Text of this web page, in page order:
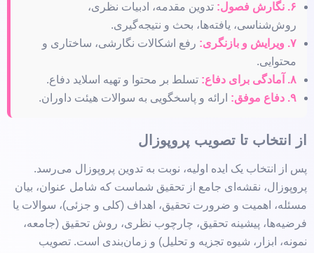
۶. نگارش فصول:
تدوین مقدمه، ادبیات نظری،
روش‌شناسی، یافته‌ها، بحث و نتیجه‌گیری.
۷. ویرایش و بازنگری:
رفع اشکالات نگارشی، ساختاری و
محتوایی.
۸. آمادگی برای دفاع:
تسلط بر محتوا و تهیه اسلاید دفاع.
۹. دفاع موفق:
ارائه و پاسخگویی به سوالات هیئت داوران.
از انتخاب تا تصویب پروپوزال
پس از انتخاب یک ایده اولیه، نوبت به تدوین پروپوزال می‌رسد.
پروپوزال، نقشه‌ای جامع از تحقیق شماست که شامل عنوان، بیان
مسئله، اهمیت و ضرورت تحقیق، اهداف (کلی و جزئی)، سوالات یا
فرضیه‌ها، پیشینه تحقیق، چارچوب نظری، روش تحقیق (جامعه،
نمونه، ابزار، شیوه تجزیه و تحلیل) و زمان‌بندی است. تصویب